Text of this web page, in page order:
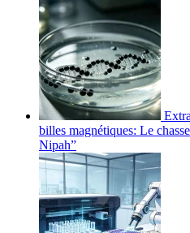
billes magnétiques: Le
Nipah”